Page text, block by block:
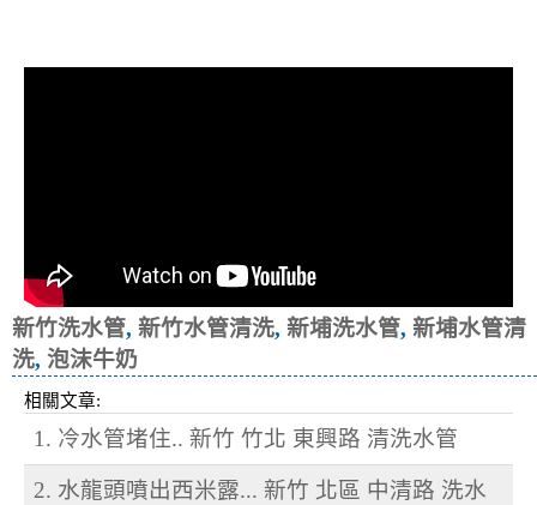
新竹洗水管, 新竹水管清洗, 新埔洗水管, 新埔水管清
洗, 泡沫牛奶
相關文章:
1. 冷水管堵住.. 新竹 竹北 東興路 清洗水管
2. 水龍頭噴出西米露... 新竹 北區 中清路 洗水